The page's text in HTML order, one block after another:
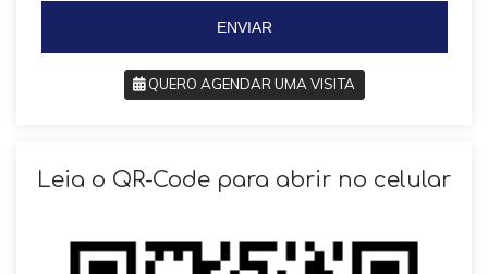
5
ENVIAR
QUERO AGENDAR UMA VISITA
Leia o QR-Code para abrir no celular